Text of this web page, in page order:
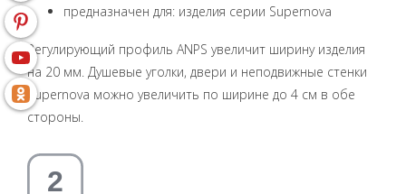
предназначен для: изделия серии Supernova
Регулирующий профиль АNPS увеличит ширину изделия
на 20 мм. Душевые уголки, двери и неподвижные стенки
Supernova можно увеличить по ширине до 4 см в обе
стороны.